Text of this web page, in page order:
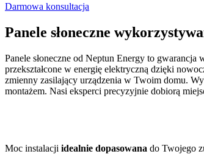
Darmowa konsultacja
Panele słoneczne
Panele słoneczne od Neptun Energy to
przekształcone w energię elektryczną dzięki
zmienny zasilający urządzenia w Twoim domu.
montażem. Nasi eksperci precyzyjnie dobiorą
Moc instalacji idealnie dopasowana do Twojego